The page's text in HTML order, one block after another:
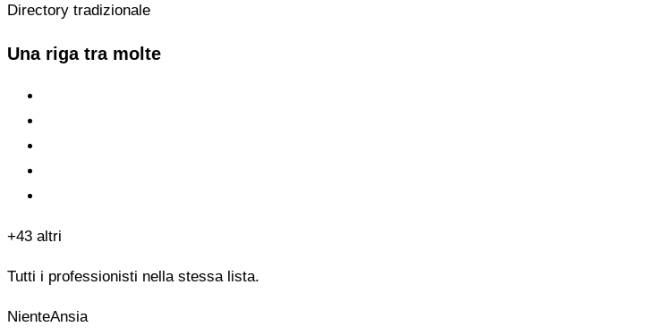
Directory tradizionale
Una riga tra molte
+43 altri
Tutti i professionisti nella stessa lista.
NienteAnsia